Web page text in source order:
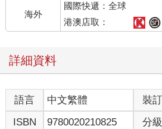
海外
國際快遞：全球
港澳店取：
詳細資料
語言 中文繁體 裝訂
ISBN
9780020210825 分級